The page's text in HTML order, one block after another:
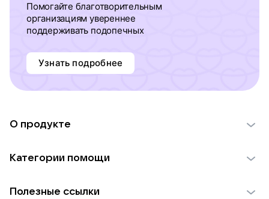
Помогайте благотворительным
организациям увереннее
поддерживать подопечных
Узнать подробнее
О продукте
Использование материалов
Категории помощи
Полезные ссылки